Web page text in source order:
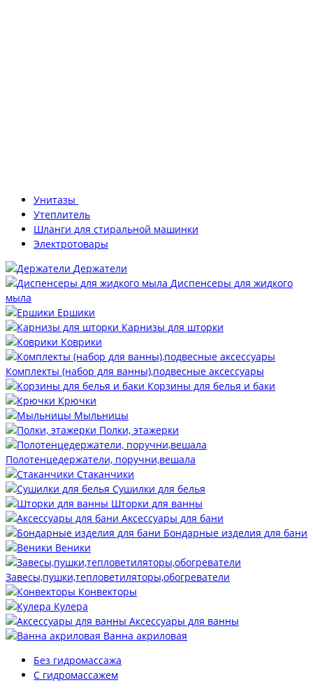
Унитазы
Утеплитель
Шланги для стиральной машинки
Электротовары
Держатели
Диспенсеры для жидкого
мыла
Ершики
Карнизы для шторки
Коврики
Комплекты (набор для ванны),подвесные аксессуары
Корзины для белья и баки
Крючки
Мыльницы
Полки, этажерки
Полотенцедержатели, поручни,вешала
Стаканчики
Сушилки для белья
Шторки для ванны
Аксессуары для бани
Бондарные изделия для бани
Веники
Завесы,пушки,тепловетиляторы,обогреватели
Конвекторы
Кулера
Аксессуары для ванны
Ванна акриловая
Без гидромассажа
С гидромассажем